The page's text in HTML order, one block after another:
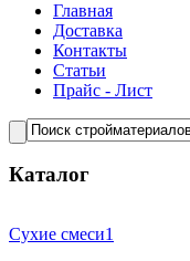
Главная
Доставка
Контакты
Статьи
Прайс - Лист
Каталог
Сухие смеси1